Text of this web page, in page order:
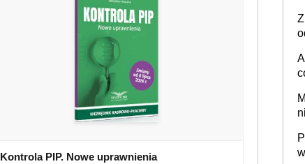
Kontrola PIP. Nowe uprawnienia